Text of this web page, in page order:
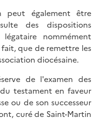
peut également être
des dispositions
nommément
que de remettre les
diocésaine.
de l'examen des
testament en faveur
ou de son successeur
curé de Saint-Martin